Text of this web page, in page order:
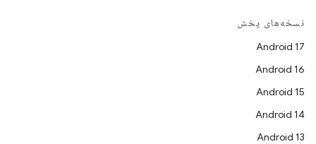
نسخه‌های پخش
Android 17
Android 16
Android 15
Android 14
Android 13